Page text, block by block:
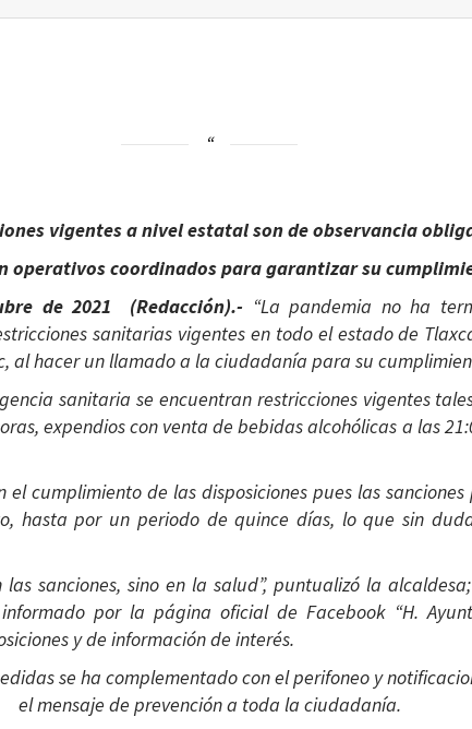
vigentes a nivel estatal son de observancia
operativos coordinados para garantizar su
de 2021 (Redacción).- “La pandemia no ha
sanitarias vigentes en todo el estado de
al hacer un llamado a la ciudadanía para su
sanitaria se encuentran restricciones vigentes
expendios con venta de bebidas alcohólicas a las
cumplimiento de las disposiciones pues las
hasta por un periodo de quince días, lo que sin
sanciones, sino en la salud”, puntualizó la
por la página oficial de Facebook“H.
y de información de interés.
se ha complementado con el perifoneo y
el mensaje de prevención a toda la ciudadanía.